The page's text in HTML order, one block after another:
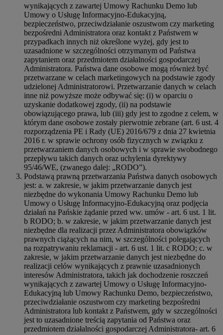
wynikających z zawartej Umowy Rachunku Demo lub
Umowy o Usługę Informacyjno-Edukacyjną,
bezpieczeństwo, przeciwdziałanie oszustwom czy marketing
bezpośredni Administratora oraz kontakt z Państwem w
przypadkach innych niż określone wyżej, gdy jest to
uzasadnione w szczególności otrzymanym od Państwa
zapytaniem oraz przedmiotem działalności gospodarczej
Administratora. Państwa dane osobowe mogą również być
przetwarzane w celach marketingowych na podstawie zgody
udzielonej Administratorowi. Przetwarzanie danych w celach
inne niż powyższe może odbywać się: (i) w oparciu o
uzyskanie dodatkowej zgody, (ii) na podstawie
obowiązującego prawa, lub (iii) gdy jest to zgodne z celem, w
którym dane osobowe zostały pierwotnie zebrane (art. 6 ust. 4
rozporządzenia PE i Rady (UE) 2016/679 z dnia 27 kwietnia
2016 r. w sprawie ochrony osób fizycznych w związku z
przetwarzaniem danych osobowych i w sprawie swobodnego
przepływu takich danych oraz uchylenia dyrektywy
95/46/WE, (zwanego dalej: „RODO”).
Podstawą prawną przetwarzania Państwa danych osobowych
jest: a. w zakresie, w jakim przetwarzanie danych jest
niezbędne do wykonania Umowy Rachunku Demo lub
Umowy o Usługę Informacyjno-Edukacyjną oraz podjęcia
działań na Pańskie żądanie przed ww. umów - art. 6 ust. 1 lit.
b RODO; b. w zakresie, w jakim przetwarzanie danych jest
niezbędne dla realizacji przez Administratora obowiązków
prawnych ciążących na nim, w szczególności polegających
na rozpatrywaniu reklamacji - art. 6 ust. 1 lit. c RODO; c. w
zakresie, w jakim przetwarzanie danych jest niezbędne do
realizacji celów wynikających z prawnie uzasadnionych
interesów Administratora, takich jak dochodzenie roszczeń
wynikających z zawartej Umowy o Usługę Informacyjno-
Edukacyjną lub Umowy Rachunku Demo, bezpieczeństwo,
przeciwdziałanie oszustwom czy marketing bezpośredni
Administratora lub kontakt z Państwem, gdy w szczególności
jest to uzasadnione treścią zapytania od Państwa oraz
przedmiotem działalności gospodarczej Administratora- art. 6